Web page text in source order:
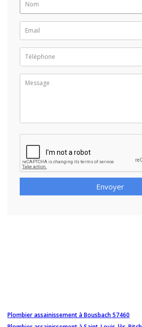
Envoyer
Plombier assainissement à Bousbach 57460